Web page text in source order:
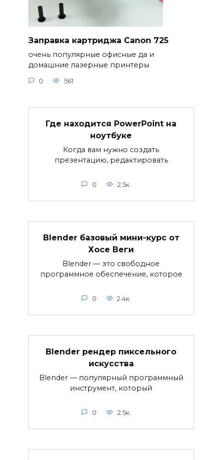
Заправка картриджа Canon 725
очень популярные офисные да и
домашние лазерные принтеры
0 561
Где находится PowerPoint на
ноутбуке
Когда вам нужно создать
презентацию, редактировать
0 2.5к.
Blender базовый мини-курс от
Хосе Веги
Blender — это свободное
программное обеспечение, которое
0 2.4к.
Blender рендер пиксельного
искусства
Blender — популярный программный
инструмент, который
0 2.5к.